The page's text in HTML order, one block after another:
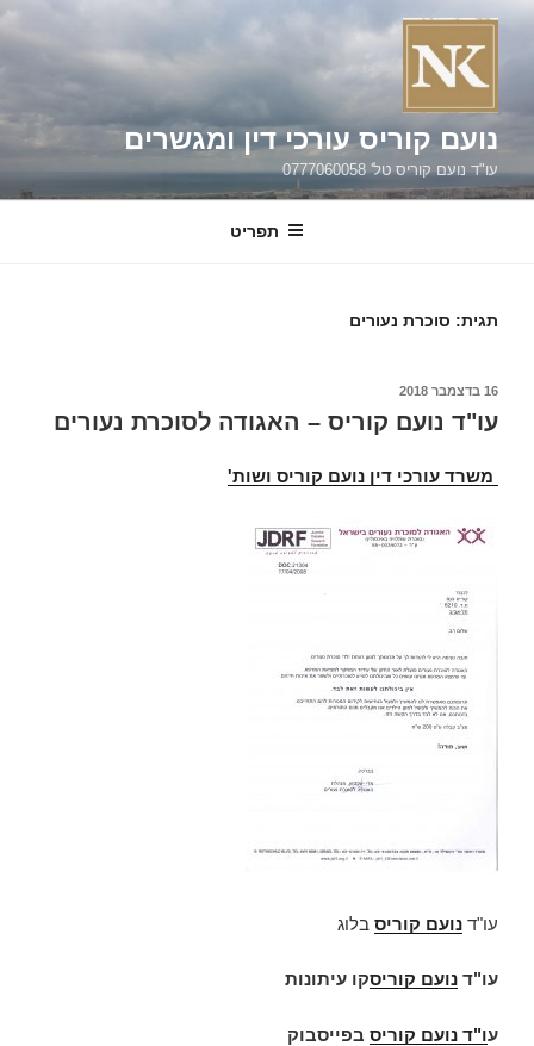
דילוג
נועם קוריס עורכי דין ומגשרים
עו"ד נועם קוריס טל' 0777060058
תפריט
תגית: סוכרת נעורים
פורסם
16 בדצמבר 2018
עו"ד נועם קוריס – האגודה לסוכרת נעורים
משרד עורכי דין נועם קוריס ושות'
עו"ד נועם קוריס בלוג
עו"ד נועם קוריסקו עיתונות
עו"ד נועם קוריס בפייסבוק